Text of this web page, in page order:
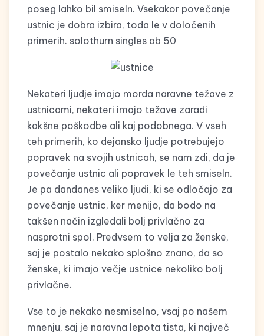
poseg lahko bil smiseln. Vsekakor povečanje
ustnic je dobra izbira, toda le v določenih
primerih. solothurn singles ab 50
Nekateri ljudje imajo morda naravne težave z
ustnicami, nekateri imajo težave zaradi
kakšne poškodbe ali kaj podobnega. V vseh
teh primerih, ko dejansko ljudje potrebujejo
popravek na svojih ustnicah, se nam zdi, da je
povečanje ustnic ali popravek le teh smiseln.
Je pa dandanes veliko ljudi, ki se odločajo za
povečanje ustnic, ker menijo, da bodo na
takšen način izgledali bolj privlačno za
nasprotni spol. Predvsem to velja za ženske,
saj je postalo nekako splošno znano, da so
ženske, ki imajo večje ustnice nekoliko bolj
privlačne.
Vse to je nekako nesmiselno, vsaj po našem
mnenju, saj je naravna lepota tista, ki največ